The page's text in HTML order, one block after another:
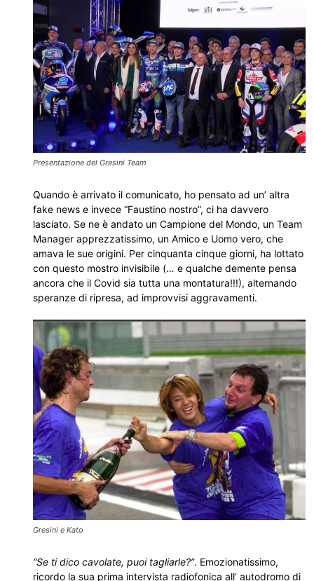
Presentazione del Gresini Team
Quando è arrivato il comunicato, ho pensato ad un’ altra
fake news e invece “Faustino nostro”, ci ha davvero
lasciato. Se ne è andato un Campione del Mondo, un Team
Manager apprezzatissimo, un Amico e Uomo vero, che
amava le sue origini. Per cinquanta cinque giorni, ha lottato
con questo mostro invisibile (… e qualche demente pensa
ancora che il Covid sia tutta una montatura!!!), alternando
speranze di ripresa, ad improvvisi aggravamenti.
Gresini e Kato
“Se ti dico cavolate, puoi tagliarle?”. Emozionatissimo,
ricordo la sua prima intervista radiofonica all’ autodromo di